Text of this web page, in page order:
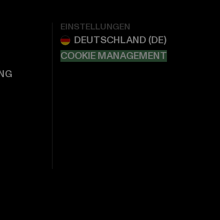
EINSTELLUNGEN
COOKIE MANAGEMENT